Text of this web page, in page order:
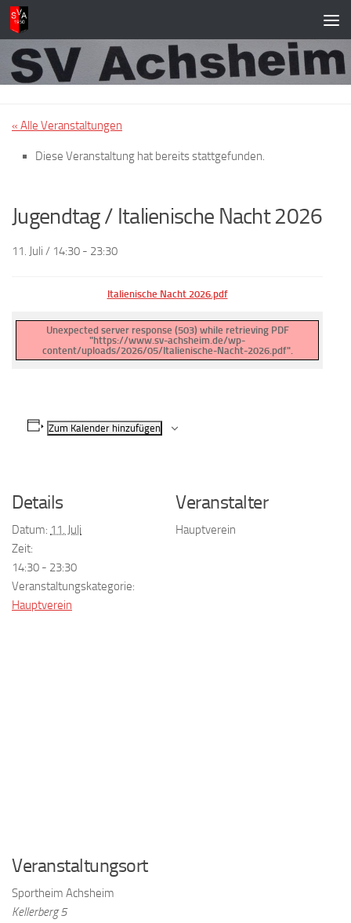
Zum Inhalt springen
« Alle Veranstaltungen
Diese Veranstaltung hat bereits stattgefunden.
Jugendtag / Italienische Nacht 2026
11. Juli / 14:30 - 23:30
Italienische Nacht 2026.pdf
Unexpected server response (503) while retrieving PDF
"https://www.sv-achsheim.de/wp-
content/uploads/2026/05/Italienische-Nacht-2026.pdf".
Zum Kalender hinzufügen
Details
Datum: 11. Juli
Zeit:
14:30 - 23:30
Veranstaltungskategorie:
Hauptverein
Veranstalter
Hauptverein
Veranstaltungsort
Sportheim Achsheim
Kellerberg 5